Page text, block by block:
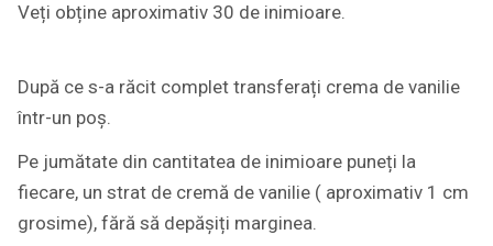
Veți obține aproximativ 30 de inimioare.
După ce s-a răcit complet transferați crema de vanilie
într-un poș.
Pe jumătate din cantitatea de inimioare puneți la
fiecare, un strat de cremă de vanilie ( aproximativ 1 cm
grosime), fără să depășiți marginea.